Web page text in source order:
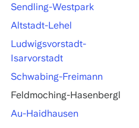
Sendling-Westpark
Altstadt-Lehel
Ludwigsvorstadt-
Isarvorstadt
Schwabing-Freimann
Feldmoching-Hasenbergl
Au-Haidhausen